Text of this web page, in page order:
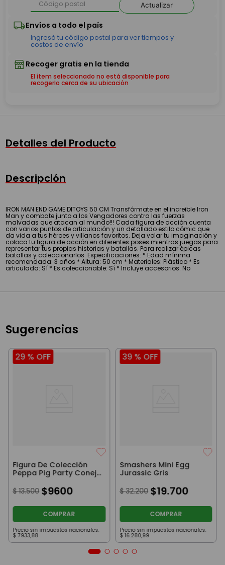
Actualizar
El ítem seleccionado no está disponible para
recogerlo cerca de su ubicación
Detalles del Producto
Descripción
IRON MAN END GAME DITOYS 50 CM Transfórmate en el increible Iron
Man y combate junto a los Vengadores contra las fuerzas
malvadas que atacan al mundo!!! Cada figura de acción cuenta
con varios puntos de articulación y un detallado estilo cómic que
da vida a tus héroes y villanos favoritos. Deja volar tu imaginación y
coloca tu figura de acción en diferentes poses mientras juegas para
representar tus propias historias y batallas. Para realizar épicas
batallas y coleccionarlos. Especificaciones: * Edad mínima
recomendada: 3 años * Altura: 50 cm * Materiales: Plástico * Es
articulada: Sí * Es coleccionable: Sí * Incluye accesorios: No
Sugerencias
29 % OFF
Figura De Colección
Peppa Pig Party Conejo
Con Remera Verde
8Cm
$ 13.500 $9600
COMPRAR
Precio sin impuestos nacionales:
$ 7933,88
39 % OFF
Smashers Mini Egg
Jurassic Gris
$ 32.200 $19.700
COMPRAR
Precio sin impuestos nacionales:
$ 16.280,99